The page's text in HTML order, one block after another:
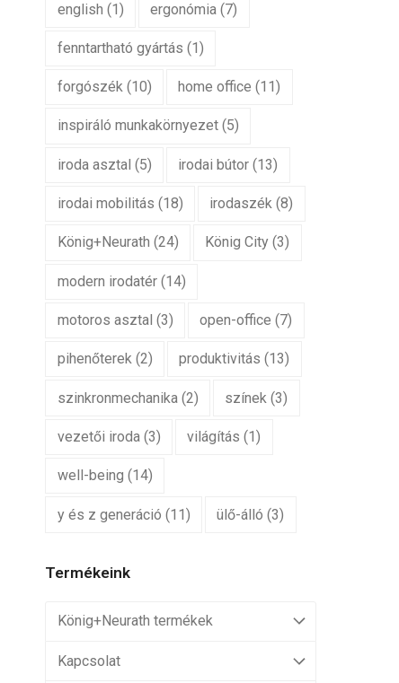
english (1) ergonómia (7)
fenntartható gyártás (1)
forgószék(10) home office (11)
inspiráló munkakörnyezet(5)
iroda asztal (5) irodai bútor (13)
irodai mobilitás (18) irodaszék (8)
König+Neurath (24) König City (3)
modern irodatér(14)
motoros asztal (3) open-office (7)
pihenőterek(2) produktivitás (13)
szinkronmechanika(2) színek (3)
vezetői iroda(3) világítás (1)
well-being (14)
y és z generáció (11) ülő-álló (3)
Termékeink
König+Neurath termékek
Kapcsolat